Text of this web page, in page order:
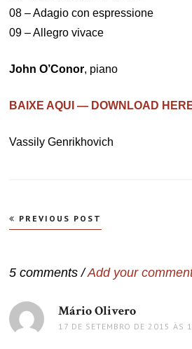
08 – Adagio con espressione
09 – Allegro vivace
John O’Conor, piano
BAIXE AQUI — DOWNLOAD
Vassily Genrikhovich
Navegação
de
PREVIOUS POST
5 comments /Add your
Mário Olivero
17 DE SETEMBRO DE 2015 ÀS